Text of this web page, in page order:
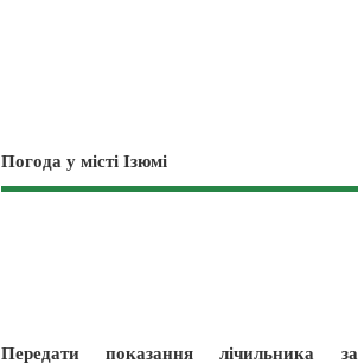
Погода у місті Ізюмі
Передати показання лічильника за